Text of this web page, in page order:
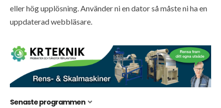
eller hög upplösning. Använder ni en dator så måste ni ha en
uppdaterad webbläsare.
Senaste programmen